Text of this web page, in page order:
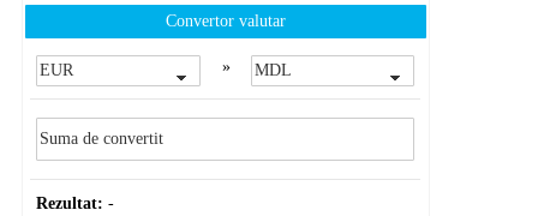
Convertor valutar
»
Rezultat: -